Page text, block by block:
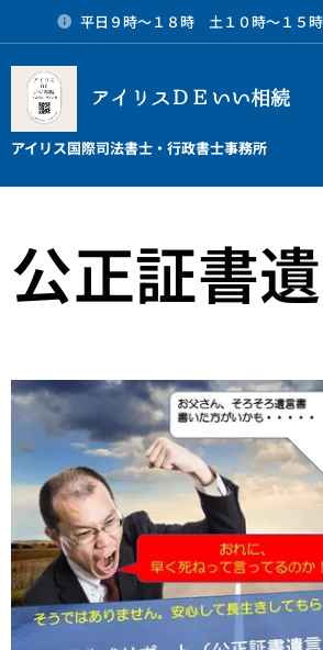
平日９時～１８時 土１０時～１５
アイリスＤＥいい相続
アイリス国際司法書士・行政書士事務所
公正証書